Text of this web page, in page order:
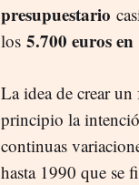
presupuestario
los 5.700 euros
La idea de crear
principio la
continuas
hasta 1990 que se